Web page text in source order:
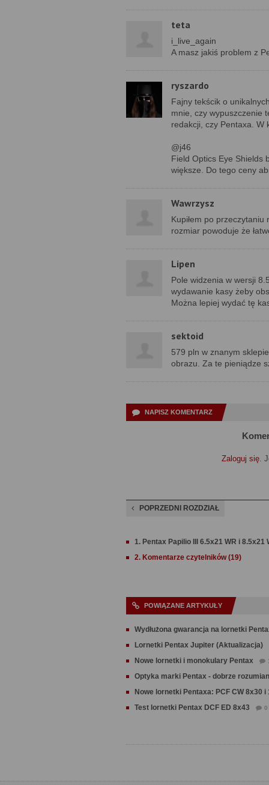
teta
i_live_again
A masz jakiś problem z
ryszardo
Fajny tekścik o
mnie, czy wypuszczenie
redakcji, czy Pentaxa. W
@j46
Field Optics Eye Shields
większe. Do tego ceny
Wawrzysz
Kupiłem po
rozmiar powoduje że
Lipen
Pole widzenia w wersji
wydawanie kasy żeby
Można lepiej wydać tę
sektoid
579 pln w znanym
obrazu. Za te pieniądze
NAPISZ KOMENTARZ
Zaloguj się.
POPRZEDNI ROZDZIAŁ
1. Pentax Papilio III 6.5x21 WR i 8.5x21
2. Komentarze czytelników (19)
POWIĄZANE ARTYKUŁY
Wydłużona gwarancja na lornetki
Lornetki Pentax Jupiter (Aktualizacja)
Nowe lornetki i monokulary Pentax
Optyka marki Pentax - dobrze
Nowe lornetki Pentaxa: PCF CW 8x30 i
Test lornetki Pentax DCF ED 8x43
0